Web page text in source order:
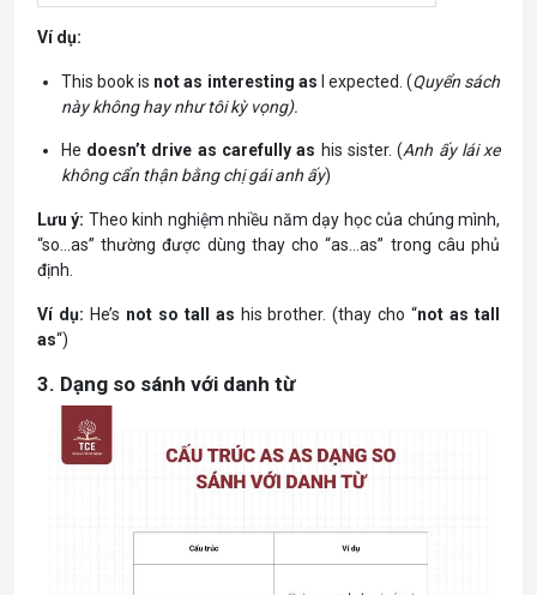
Ví dụ:
This book is not as interesting as I expected. (Quyển sách
này không hay như tôi kỳ vọng).
He doesn’t drive as carefully as his sister. (Anh ấy lái xe
không cẩn thận bằng chị gái anh ấy)
Lưu ý: Theo kinh nghiệm nhiều năm dạy học của chúng mình,
“so…as” thường được dùng thay cho “as…as” trong câu phủ
định.
Ví dụ: He’s not so tall as his brother. (thay cho “not as tall
as“)
3. Dạng so sánh với danh từ